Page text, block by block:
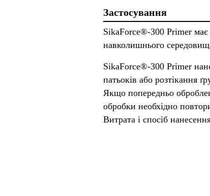
Застосування
SikaForce®-300 Primer має
навколишнього
SikaForce®-300 Primer
патьоків або розтікання
Якщо попередньо
обробки необхідно
Витрата і спосіб